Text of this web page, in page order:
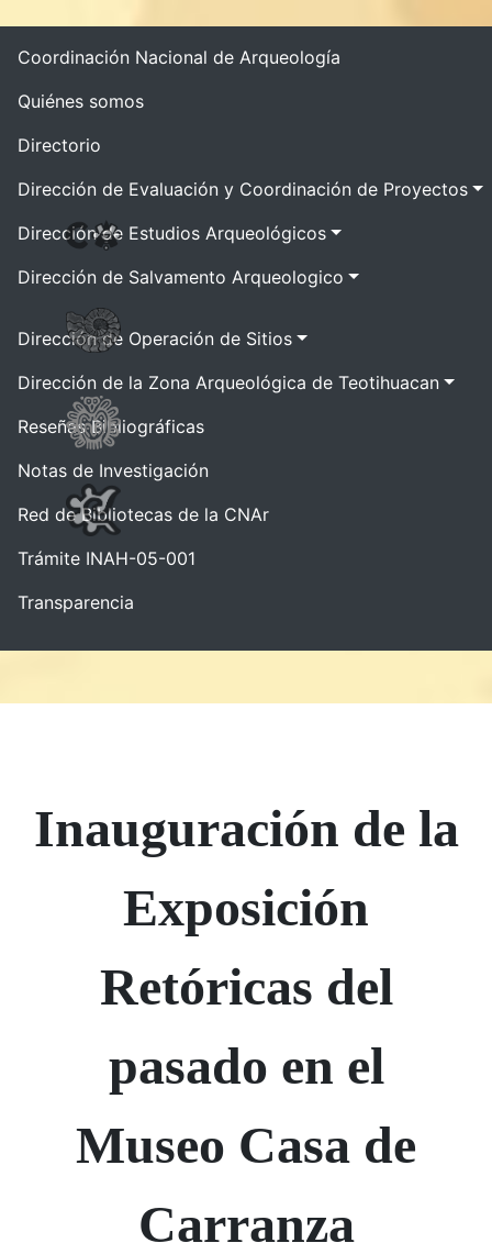
Coordinación Nacional de Arqueología
Quiénes somos
Directorio
Dirección de Evaluación y Coordinación de Proyectos
Dirección de Estudios Arqueológicos
Dirección de Salvamento Arqueologico
Dirección de Operación de Sitios
Dirección de la Zona Arqueológica de Teotihuacan
Reseñas Bibliográficas
Notas de Investigación
Red de Bibliotecas de la CNAr
Trámite INAH-05-001
Transparencia
Inauguración de la
Exposición
Retóricas del
pasado en el
Museo Casa de
Carranza